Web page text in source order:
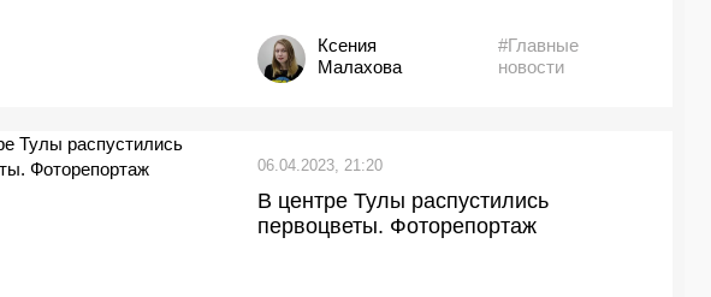
Ксения
Малахова
#Главные
новости
06.04.2023, 21:20
В центре Тулы распустились
первоцветы. Фоторепортаж